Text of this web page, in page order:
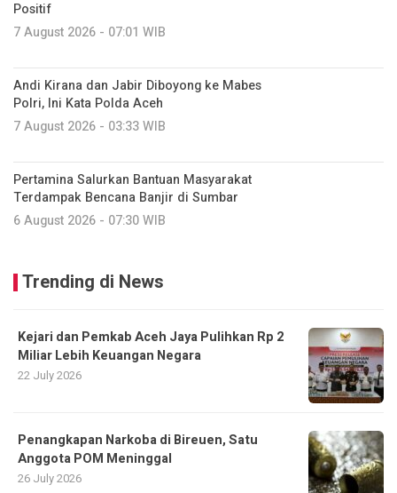
Positif
7 August 2026 - 07:01 WIB
Andi Kirana dan Jabir Diboyong ke Mabes
Polri, Ini Kata Polda Aceh
7 August 2026 - 03:33 WIB
Pertamina Salurkan Bantuan Masyarakat
Terdampak Bencana Banjir di Sumbar
6 August 2026 - 07:30 WIB
Trending di News
Kejari dan Pemkab Aceh Jaya Pulihkan Rp 2
Miliar Lebih Keuangan Negara
22 July 2026
Penangkapan Narkoba di Bireuen, Satu
Anggota POM Meninggal
26 July 2026